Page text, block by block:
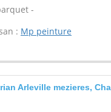
-
: Mp peinture
Arleville mezieres,